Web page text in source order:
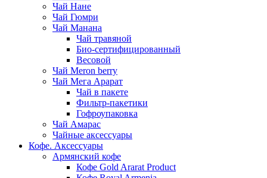
Чай Нане
Чай Гюмри
Чай Манана
Чай травяной
Био-сертифицированный
Весовой
Чай Meron berry
Чай Мега Арарат
Чай в пакете
Фильтр-пакетики
Гофроупаковка
Чай Амарас
Чайные аксессуары
Кофе. Аксессуары
Армянский кофе
Кофе Gold Ararat Product